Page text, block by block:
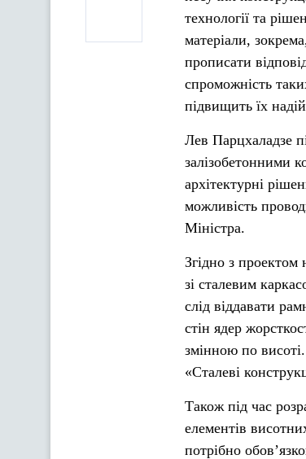
технології та
матеріали,
прописати
спроможність
підвищить їх
Лев Парцхаладзе
залізобетонними
архітектурні
можливість
Міністра.
Згідно з
зі сталевим
слід віддавати
стін ядер
змінною по
«Сталеві
Також під час
елементів
потрібно